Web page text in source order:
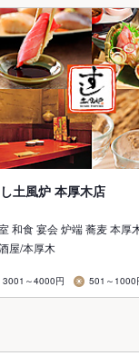
土風炉 本厚木店
和食 宴会 炉端 蕎麦 本厚
屋/本厚木
3001～4000円 501～1000